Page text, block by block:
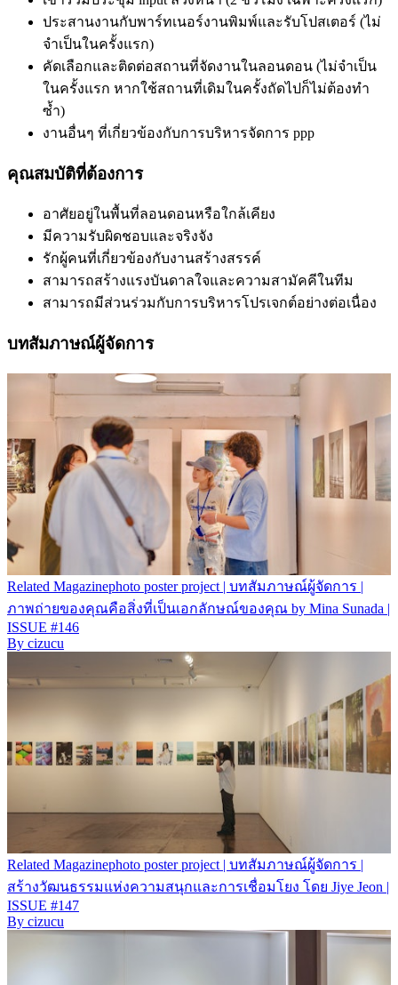
ประสานงานกับพาร์ทเนอร์งานพิมพ์และรับโปสเตอร์ (ไม่
จำเป็นในครั้งแรก)
คัดเลือกและติดต่อสถานที่จัดงานในลอนดอน (ไม่จำเป็น
ในครั้งแรก หากใช้สถานที่เดิมในครั้งถัดไปก็ไม่ต้องทำ
ซ้ำ)
งานอื่นๆ ที่เกี่ยวข้องกับการบริหารจัดการ ppp
คุณสมบัติที่ต้องการ
อาศัยอยู่ในพื้นที่ลอนดอนหรือใกล้เคียง
มีความรับผิดชอบและจริงจัง
รักผู้คนที่เกี่ยวข้องกับงานสร้างสรรค์
สามารถสร้างแรงบันดาลใจและความสามัคคีในทีม
สามารถมีส่วนร่วมกับการบริหารโปรเจกต์อย่างต่อเนื่อง
บทสัมภาษณ์ผู้จัดการ
Related Magazinephoto poster project | บทสัมภาษณ์ผู้จัดการ |
ภาพถ่ายของคุณคือสิ่งที่เป็นเอกลักษณ์ของคุณ by Mina Sunada |
ISSUE #146
By cizucu
Related Magazinephoto poster project | บทสัมภาษณ์ผู้จัดการ |
สร้างวัฒนธรรมแห่งความสนุกและการเชื่อมโยง โดย Jiye Jeon |
ISSUE #147
By cizucu